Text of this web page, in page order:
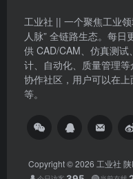
工业社 || 一个聚焦工业
人脉” 全链路生态。每
供 CAD/CAM、仿真测
计、自动化、质量管理
协作社区，用户可以在
等。
Copyright © 2026 工业社